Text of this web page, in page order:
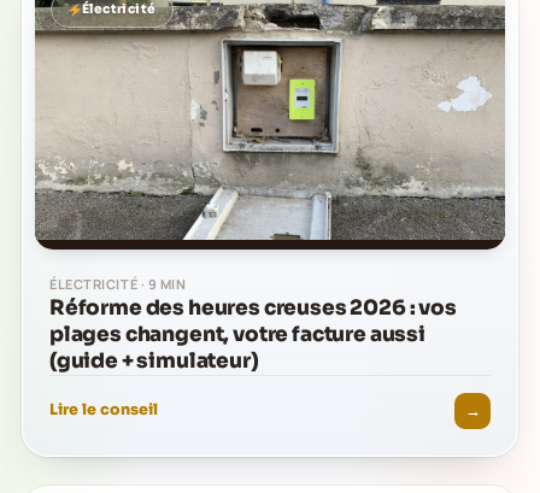
Électricité
ÉLECTRICITÉ · 9 MIN
Réforme des heures creuses 2026 : vos
plages changent, votre facture aussi
(guide + simulateur)
Lire le conseil →